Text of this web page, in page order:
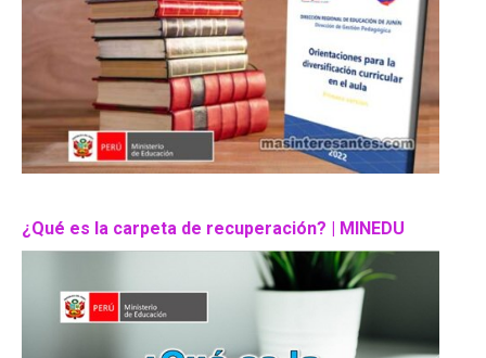
¿Qué es la carpeta de recuperación? | MINEDU